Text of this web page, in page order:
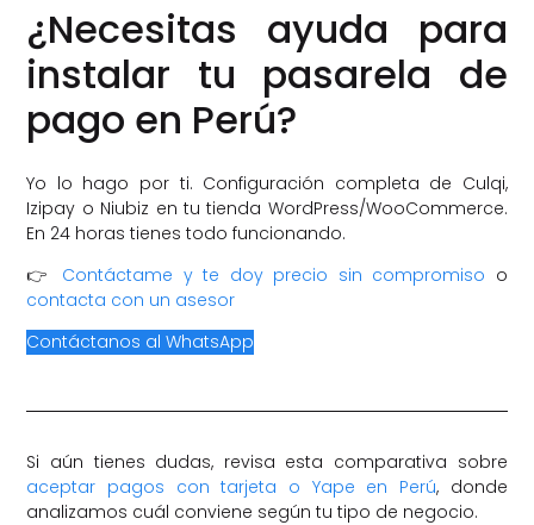
¿Necesitas ayuda para
instalar tu pasarela de
pago en Perú?
Yo lo hago por ti. Configuración completa de Culqi,
Izipay o Niubiz en tu tienda WordPress/WooCommerce.
En 24 horas tienes todo funcionando.
👉 Contáctame y te doy precio sin compromiso o
contacta con un asesor
Contáctanos al WhatsApp
Si aún tienes dudas, revisa esta comparativa sobre
aceptar pagos con tarjeta o Yape en Perú, donde
analizamos cuál conviene según tu tipo de negocio.